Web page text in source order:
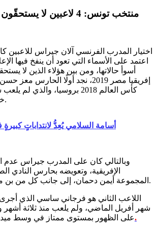
منتخب تونس: 4 لاعبين لا يستحقّون الذهاب إلى مصر
اختيار المدرب الفرنسي آلان جيراس للاعبين
اعتمد على الأسماء التي تعود أن ينفخ فيها
أسوأ حالاتها، ومن بين هؤلاء الذين لا
إفريقيا مصر 2019، نجد أولًا الحارس
كأس العالم 2018 بروسيا،
خلال الموسم الماضي.
أسامة السلامي يُعِدُّ لانتداباتٍ كبيرةٍ
وبالتالي كان على المدرب جيراس عدم
الإفريقية، وتعويضه بحارس النادي
المجموعة أيمن دحمان، إلى جانب كل من بن مصطفى وبن شريفية.
اللاعب الثاني هو فرجاني ساسي الذي
شهر أفريل الماضي، ولم يلعب منذ ثلاثة أشهر
على الظهور بمستوى ممتاز في وسطالمنتخب التونسي.